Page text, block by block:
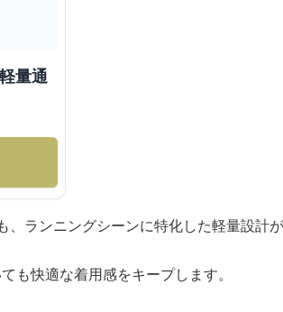
量通
ランニングシーンに特化した軽量設計が
も快適な着用感をキープします。